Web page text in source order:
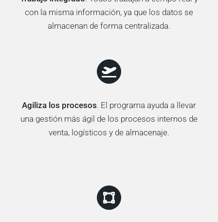
con la misma información, ya que los datos se
almacenan de forma centralizada.
Agiliza los procesos. El programa ayuda a llevar
una gestión más ágil de los procesos internos de
venta, logísticos y de almacenaje.